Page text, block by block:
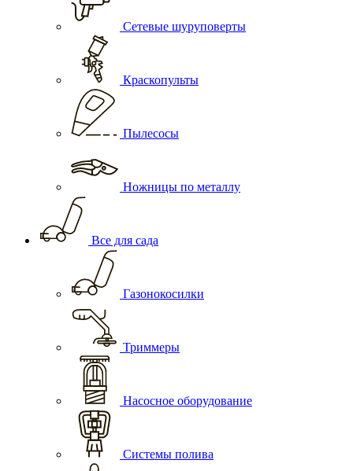
Сетевые шуруповерты
Краскопульты
Пылесосы
Ножницы по металлу
Все для сада
Газонокосилки
Триммеры
Насосное оборудование
Системы полива